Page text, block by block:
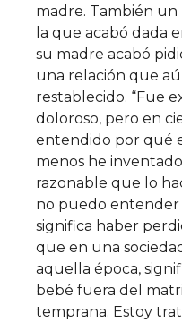
madre. También
la que acabó dada
su madre acabó
una relación que
restablecido. “Fue
doloroso, pero en
entendido por qué
menos he
razonable que lo
no puedo
significa haber
que en una
aquella época,
bebé fuera del
temprana. Estoy